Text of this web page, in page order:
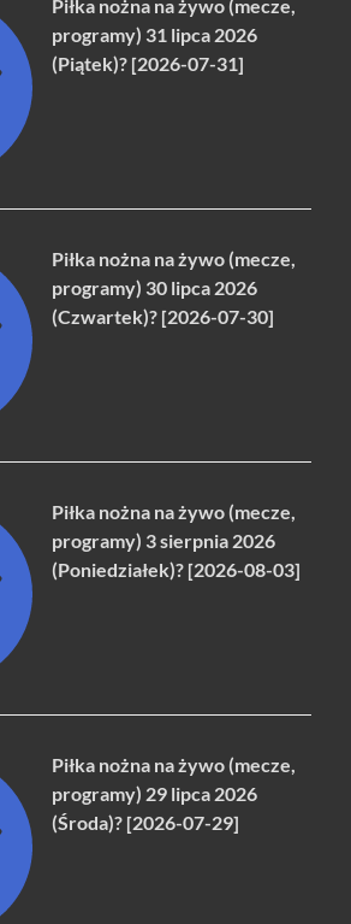
Piłka nożna na żywo (mecze,
programy) 31 lipca 2026
(Piątek)? [2026-07-31]
Piłka nożna na żywo (mecze,
programy) 30 lipca 2026
(Czwartek)? [2026-07-30]
Piłka nożna na żywo (mecze,
programy) 3 sierpnia 2026
(Poniedziałek)? [2026-08-03]
Piłka nożna na żywo (mecze,
programy) 29 lipca 2026
(Środa)? [2026-07-29]